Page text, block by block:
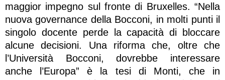
maggior impegno sul fronte di Bruxelles. “Nella
nuova governance della Bocconi, in molti punti il
singolo docente perde la capacità di bloccare
alcune decisioni. Una riforma che, oltre che
l’Università Bocconi, dovrebbe interessare
anche l’Europa” è la tesi di Monti, che in